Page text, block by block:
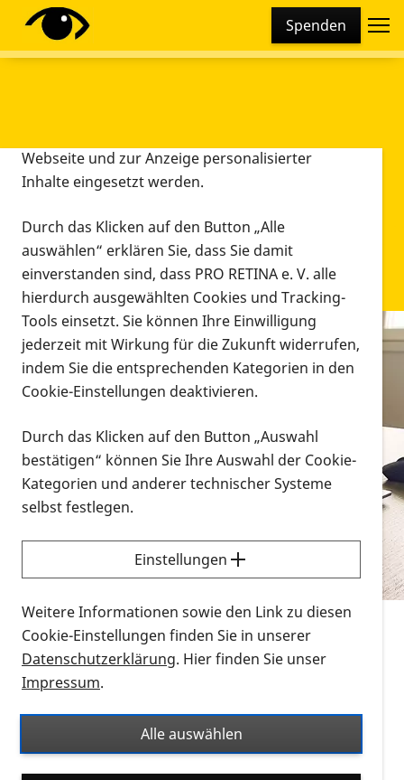
Spenden
Infomaterial
Infomaterial
Vorlesen
Alle Infomaterialien in verschiedenen
Formaten an einem Ort
Sie möchten wissen, wie Sie nach Infonmaterial
suchen und dieses bestellen bzw. herunterladen
können? Schauen Sie sich dieErklärvideos zum
Thema Infomaterial auf der PRO RETINA-Website
für blinde und sehbehinderte Menschen an.
Auf dieser Seite finden Sie sämtliches Infomaterial
Ort. Nutzen Sie den Formatfilter, um ausschließlich
nach Flyern und Broschüren, Audios oder Videos zu
suchen. Die meisten Flyer und Broschüren werden in
Diese Webseite setzt verschiedene Cookies und
Tracking-Tools ein. Dies beinhaltet Cookies und
Webseite und zur Anzeige personalisierter
Inhalte eingesetzt werden.
Durch das Klicken auf den Button „Alle
auswählen“ erklären Sie, dass Sie damit
einverstanden sind, dass PRO RETINA e. V. alle
hierdurch ausgewählten Cookies und Tracking-
Tools einsetzt. Sie können Ihre Einwilligung
jederzeit mit Wirkung für die Zukunft widerrufen,
indem Sie die entsprechenden Kategorien in den
Cookie-Einstellungen deaktivieren.
Durch das Klicken auf den Button „Auswahl
bestätigen“ können Sie Ihre Auswahl der Cookie-
Kategorien und anderer technischer Systeme
selbst festlegen.
Einstellungen
Weitere Informationen sowie den Link zu diesen
Cookie-Einstellungen finden Sie in unserer
Datenschutzerklärung. Hier finden Sie unser
Impressum.
Alle auswählen